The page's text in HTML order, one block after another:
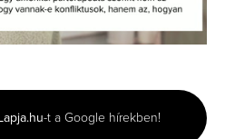
-t a Google hírekben!